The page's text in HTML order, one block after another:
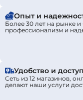
Опыт и
Более 30 лет на рынке
профессионализм и
Удобство и
Сеть из 12 магазинов,
делают наши услуги